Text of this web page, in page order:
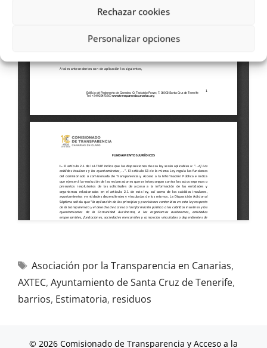
Rechazar cookies
Personalizar opciones
Asociación por la Transparencia en Canarias,
AXTEC, Ayuntamiento de Santa Cruz de Tenerife,
barrios, Estimatoria, residuos
© 2026 Comisionado de Transparencia y Acceso a la